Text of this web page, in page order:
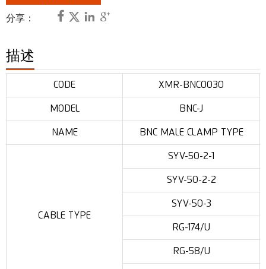
分享：    
描述
CODE XMR-BNC0030
MODEL BNC-J
NAME BNC MALE CLAMP TYPE
CABLE TYPE
SYV-50-2-1
SYV-50-2-2
SYV-50-3
RG-174/U
RG-58/U